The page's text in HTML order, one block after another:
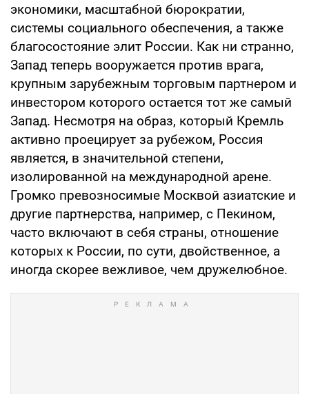
экономики, масштабной бюрократии,
системы социального обеспечения, а также
благосостояние элит России. Как ни странно,
Запад теперь вооружается против врага,
крупным зарубежным торговым партнером и
инвестором которого остается тот же самый
Запад. Несмотря на образ, который Кремль
активно проецирует за рубежом, Россия
является, в значительной степени,
изолированной на международной арене.
Громко превозносимые Москвой азиатские и
другие партнерства, например, с Пекином,
часто включают в себя страны, отношение
которых к России, по сути, двойственное, а
иногда скорее вежливое, чем дружелюбное.